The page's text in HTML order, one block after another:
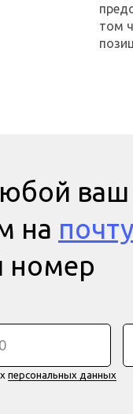
том
ваш
на почту
номер
персональных данных